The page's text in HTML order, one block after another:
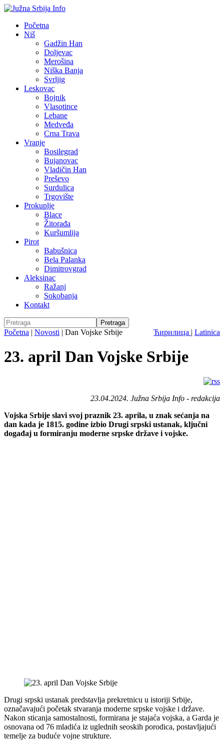
Početna
Niš
Gadžin Han
Doljevac
Merošina
Niška Banja
Svrljig
Leskovac
Bojnik
Vlasotince
Lebane
Medveđa
Crna Trava
Vranje
Bosilegrad
Bujanovac
Vladičin Han
Preševo
Surdulica
Trgovište
Prokuplje
Blace
Žitorađa
Kuršumlija
Pirot
Babušnica
Bela Palanka
Dimitrovgrad
Aleksinac
Ražanj
Sokobanja
Kontakt
Ћирилица | Latinica
Početna | Novosti | Dan Vojske Srbije
23. april Dan Vojske Srbije
23.04.2024. Južna Srbija Info - redakcija
Vojska Srbije slavi svoj praznik 23. aprila, u znak sećanja na
dan kada je 1815. godine izbio Drugi srpski ustanak, ključni
događaj u formiranju moderne srpske države i vojske.
Drugi srpski ustanak predstavlja prekretnicu u istoriji Srbije,
označavajući početak stvaranja moderne srpske vojske i države.
Nakon sticanja samostalnosti, formirana je stajaća vojska, a Garda je
osnovana od 76 mladića iz uglednih seoskih porodica, postavljajući
temelje za buduće vojne strukture.